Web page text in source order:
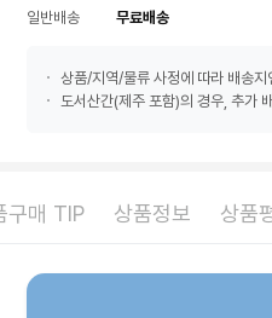
일반배송 무료배송
상품/지역/물류 사정에 따라 배송지
도서산간(제주 포함)의 경우, 추가
구매 TIP 상품정보 상품